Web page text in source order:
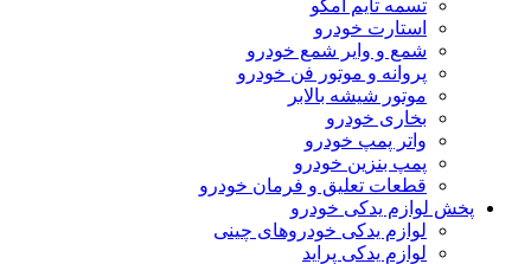
تسمه تایم امکو
استارت خودرو
شمع و وایر شمع خودرو
پروانه و موتور فن خودرو
موتور شیشه بالابر
بخاری خودرو
واتر پمپ خودرو
پمپ بنزین خودرو
قطعات تعلیق و فرمان خودرو
پخش لوازم یدکی خودرو
لوازم یدکی خودروهای چینی
لوازم یدکی پراید